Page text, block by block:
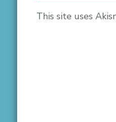
This site uses